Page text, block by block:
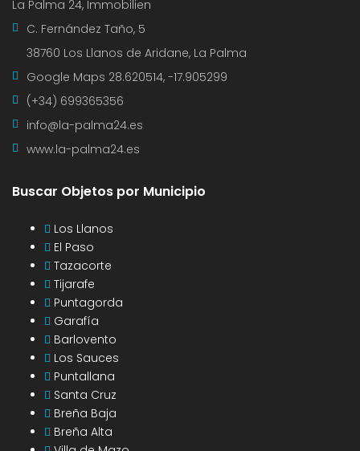
La Palma 24, Immobilien
C. Fernández Taño, 5
38760 Los Llanos de Aridane, La Palma
Google Maps 28.620514, -17.905299
(+34) 699365356
info@la-palma24.es
www.la-palma24.es
Buscar Objetos por Municipio
Los Llanos
El Paso
Tazacorte
Tijarafe
Puntagorda
Garafía
Barlovento
Los Sauces
Puntallana
Santa Cruz
Breña Baja
Breña Alta